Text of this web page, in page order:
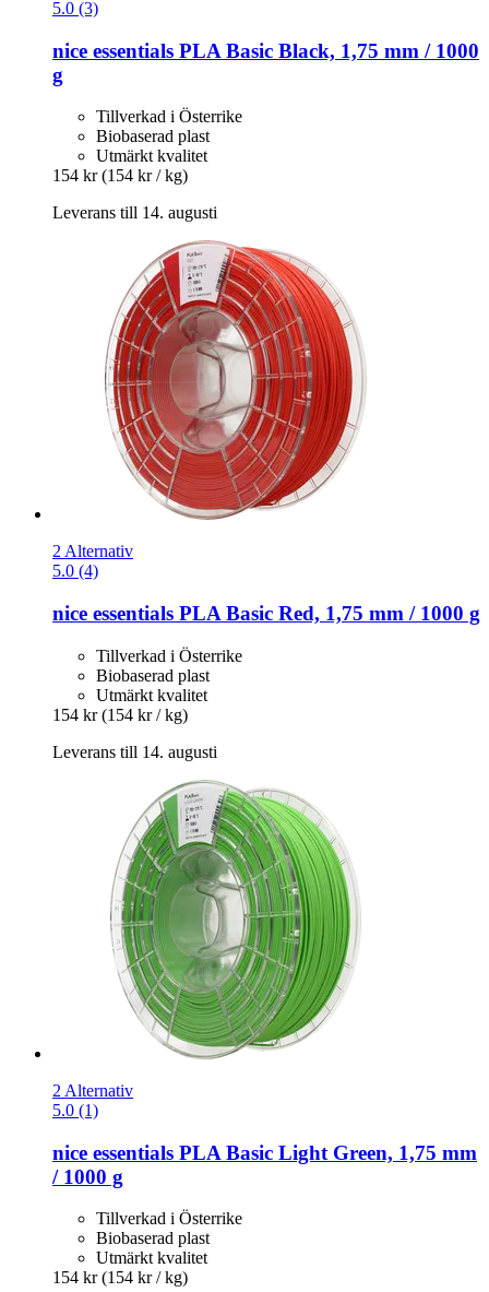
5.0 (3)
nice essentials PLA Basic Black, 1,75 mm / 1000
g
Tillverkad i Österrike
Biobaserad plast
Utmärkt kvalitet
154 kr (154 kr / kg)
Leverans till 14. augusti
2 Alternativ
5.0 (4)
nice essentials PLA Basic Red, 1,75 mm / 1000 g
Tillverkad i Österrike
Biobaserad plast
Utmärkt kvalitet
154 kr (154 kr / kg)
Leverans till 14. augusti
2 Alternativ
5.0 (1)
nice essentials PLA Basic Light Green, 1,75 mm
/ 1000 g
Tillverkad i Österrike
Biobaserad plast
Utmärkt kvalitet
154 kr (154 kr / kg)